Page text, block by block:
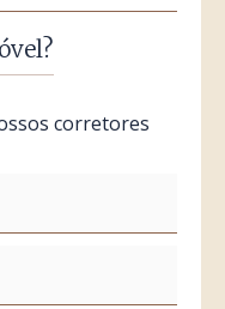
corretores